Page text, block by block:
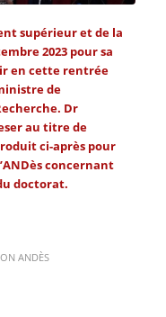
supérieur et de la
2023 pour sa
en cette rentrée
de
Dr
au titre de
ci-après pour
concernant
doctorat.
ANDÈS